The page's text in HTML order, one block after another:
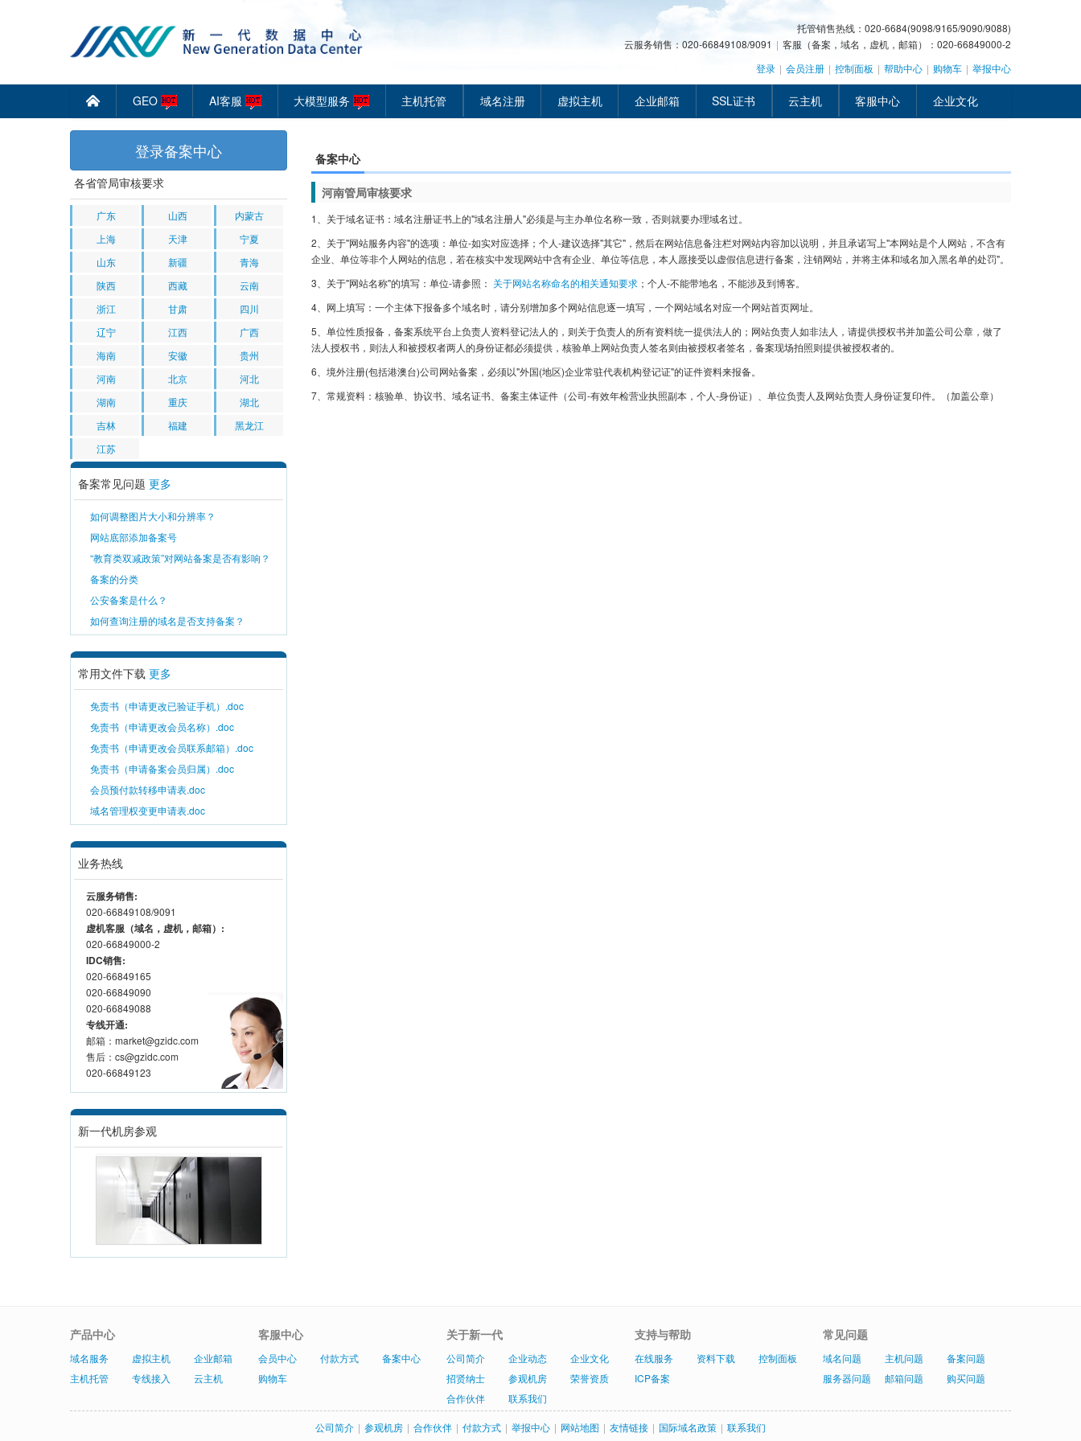
托管销售热线：020-6684(9098/9165/9090/9088)
云服务销售：020-66849108/9091 | 客服（备案，域名，虚机，邮箱）：020-66849000-2
登录 | 会员注册 | 控制面板 | 帮助中心 | 购物车 | 举报中心
󰄫 GEO AI客服 大模型服务 主机托管 域名注册 虚拟主机 企业邮箱 SSL证书 云主机 客服中心 企业文化
登录备案中心
各省管局审核要求
广东 山西
内蒙古
上海
天津
宁夏
山东
新疆
青海
陕西
西藏
云南
浙江
甘肃
四川
辽宁
江西
广西
海南
安徽
贵州
河南
北京
河北
湖南
重庆
湖北
吉林
福建
黑龙江
江苏
备案常见问题 更多
如何调整图片大小和分辨率？
网站底部添加备案号
“教育类双减政策”对网站备案是否有影响？
备案的分类
公安备案是什么？
如何查询注册的域名是否支持备案？
常用文件下载 更多
免责书（申请更改已验证手机）.doc
免责书（申请更改会员名称）.doc
免责书（申请更改会员联系邮箱）.doc
免责书（申请备案会员归属）.doc
会员预付款转移申请表.doc
域名管理权变更申请表.doc
业务热线
云服务销售:
020-66849108/9091
虚机客服（域名，虚机，邮箱）:
020-66849000-2
IDC销售:
020-66849165
020-66849090
020-66849088
专线开通:
邮箱：market@gzidc.com
售后：cs@gzidc.com
020-66849123
新一代机房参观
备案中心
河南管局审核要求
1、关于域名证书：域名注册证书上的"域名注册人"必须是与主办单位名称一致，否则就要办理域名过。
2、关于"网站服务内容"的选项：单位-如实对应选择；个人-建议选择"其它"，然后在网站信息备注栏对网站内容加以说明，并且承诺写上"本网站是个人网站，不含有
企业、单位等非个人网站的信息，若在核实中发现网站中含有企业、单位等信息，本人愿接受以虚假信息进行备案，注销网站，并将主体和域名加入黑名单的处罚"。
3、关于"网站名称"的填写：单位-请参照： 关于网站名称命名的相关通知要求 ；个人-不能带地名，不能涉及到博客。
4、网上填写：一个主体下报备多个域名时，请分别增加多个网站信息逐一填写，一个网站域名对应一个网站首页网址。
5、单位性质报备，备案系统平台上负责人资料登记法人的，则关于负责人的所有资料统一提供法人的；网站负责人如非法人，请提供授权书并加盖公司公章，做了
法人授权书，则法人和被授权者两人的身份证都必须提供，核验单上网站负责人签名则由被授权者签名，备案现场拍照则提供被授权者的。
6、境外注册(包括港澳台)公司网站备案，必须以"外国(地区)企业常驻代表机构登记证"的证件资料来报备。
7、常规资料：核验单、协议书、域名证书、备案主体证件（公司-有效年检营业执照副本，个人-身份证）、单位负责人及网站负责人身份证复印件。（加盖公章）
产品中心
域名服务 虚拟主机
企业邮箱
主机托管
专线接入 云主机
客服中心
会员中心 付款方式
备案中心
购物车
关于新一代
公司简介 企业动态
企业文化
招贤纳士
参观机房
荣誉资质
合作伙伴
联系我们
支持与帮助
在线服务 资料下载
控制面板
ICP备案
常见问题
域名问题 主机问题
备案问题
服务器问题
邮箱问题 购买问题
公司简介 | 参观机房 | 合作伙伴 | 付款方式 | 举报中心 | 网站地图 | 友情链接 | 国际域名政策 | 联系我们